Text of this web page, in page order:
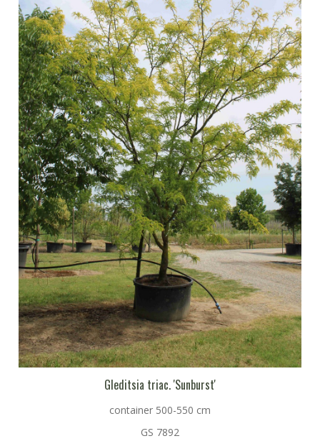
Gleditsia triac. 'Sunburst'
container 500-550 cm
GS 7892